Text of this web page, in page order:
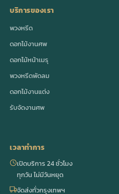
บริการของเรา
พวงหรีด
ดอกไม้งานศพ
ดอกไม้หน้าเมรุ
พวงหรีดพัดลม
ดอกไม้งานแต่ง
รับจัดงานศพ
เวลาทำการ
เปิดบริการ 24 ชั่วโมง
ทุกวัน ไม่มีวันหยุด
จัดส่งทั่วกรุงเทพฯ